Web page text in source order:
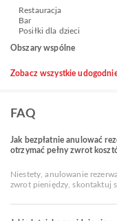
Restauracja
Bar
Posiłki dla dzieci
Obszary wspólne
Zobacz wszystkie
FAQ
Jak bezpłatnie anulować
otrzymać pełny zwrot
Niestety, anulowanie
zwrot pieniędzy, skontaktuj